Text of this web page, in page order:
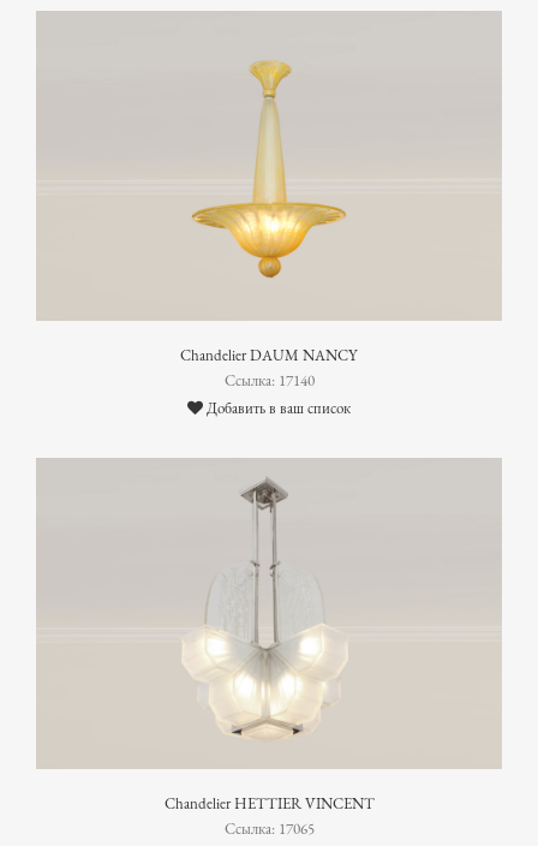
Chandelier DAUM NANCY
Ссылка: 17140
Добавить в ваш список
Chandelier HETTIER VINCENT
Ссылка: 17065